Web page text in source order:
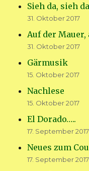
Sieh da, sieh
31. Oktober 2017
Auf der
31. Oktober 2017
Gärmusik
15. Oktober 2017
Nachlese
15. Oktober 2017
El Dorado…..
17. September 2017
Neues zum
17. September 2017